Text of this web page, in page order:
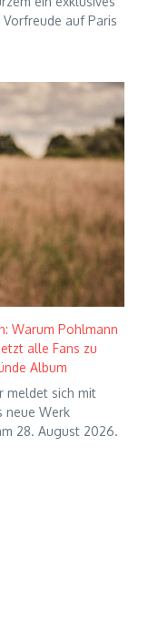
auf Paris
Warum Pohlmann
alle Fans zu
Album
meldet sich mit
neue Werk
28. August 2026.